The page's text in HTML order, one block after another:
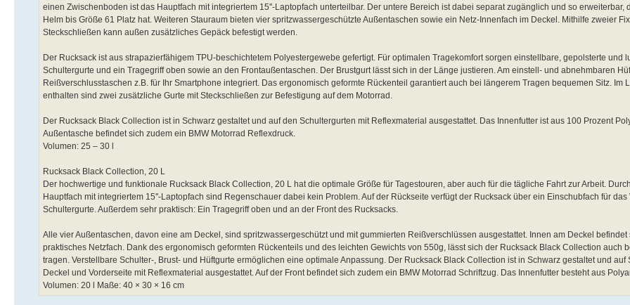
einen Zwischenboden ist das Hauptfach mit integriertem 15''-Laptopfach unterteilbar. Der untere Bereich ist dabei separat zugänglich und so erweiterbar,
Helm bis Größe 61 Platz hat. Weiteren Stauraum bieten vier spritzwassergeschützte Außentaschen sowie ein Netz-Innenfach im Deckel. Mithilfe zweier
Steckschließen kann außen zusätzliches Gepäck befestigt werden.
Der Rucksack ist aus strapazierfähigem TPU-beschichtetem Polyestergewebe gefertigt. Für optimalen Tragekomfort sorgen einstellbare, gepolsterte und
Schultergurte und ein Tragegriff oben sowie an den Frontaußentaschen. Der Brustgurt lässt sich in der Länge justieren. Am einstell- und abnehmbaren
Reißverschlusstaschen z.B. für Ihr Smartphone integriert. Das ergonomisch geformte Rückenteil garantiert auch bei längerem Tragen bequemen Sitz. Im
enthalten sind zwei zusätzliche Gurte mit Steckschließen zur Befestigung auf dem Motorrad.
Der Rucksack Black Collection ist in Schwarz gestaltet und auf den Schultergurten mit Reflexmaterial ausgestattet. Das Innenfutter ist aus 100 Prozent
Außentasche befindet sich zudem ein BMW Motorrad Reflexdruck.
Volumen: 25 – 30 l
Rucksack Black Collection, 20 L
Der hochwertige und funktionale Rucksack Black Collection, 20 L hat die optimale Größe für Tagestouren, aber auch für die tägliche Fahrt zur Arbeit.
Hauptfach mit integriertem 15''-Laptopfach sind Regenschauer dabei kein Problem. Auf der Rückseite verfügt der Rucksack über ein Einschubfach für das
Schultergurte. Außerdem sehr praktisch: Ein Tragegriff oben und an der Front des Rucksacks.
Alle vier Außentaschen, davon eine am Deckel, sind spritzwassergeschützt und mit gummierten Reißverschlüssen ausgestattet. Innen am Deckel befindet
praktisches Netzfach. Dank des ergonomisch geformten Rückenteils und des leichten Gewichts von 550g, lässt sich der Rucksack Black Collection auch
tragen. Verstellbare Schulter-, Brust- und Hüftgurte ermöglichen eine optimale Anpassung. Der Rucksack Black Collection ist in Schwarz gestaltet und auf
Deckel und Vorderseite mit Reflexmaterial ausgestattet. Auf der Front befindet sich zudem ein BMW Motorrad Schriftzug. Das Innenfutter besteht aus
Volumen: 20 l Maße: 40 × 30 × 16 cm